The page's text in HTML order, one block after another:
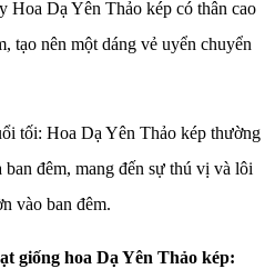
Hoa Dạ Yên Thảo kép có thân cao
tạo nên một dáng vẻ uyển chuyển
tối: Hoa Dạ Yên Thảo kép thường
đêm, mang đến sự thú vị và lôi
vào ban đêm.
ạt giống hoa Dạ Yên Thảo kép​: